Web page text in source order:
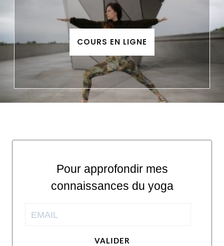
COURS EN LIGNE
Pour approfondir mes
connaissances du yoga
VALIDER